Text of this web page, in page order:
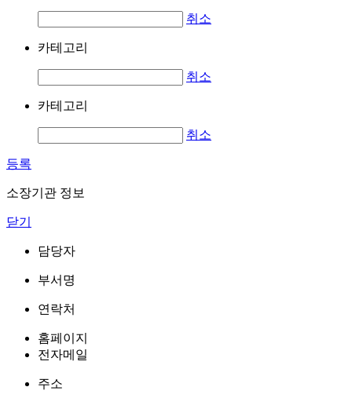
취소
카테고리
취소
카테고리
취소
등록
소장기관 정보
닫기
담당자
부서명
연락처
홈페이지
전자메일
주소